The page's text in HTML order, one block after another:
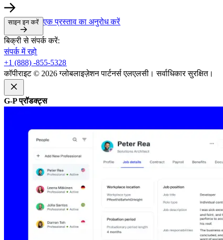
साइन इन करें​​ एक प्रस्ताव का अनुरोध करें​​
बिक्री से संपर्क करें:​​
संपर्क में रहो​​
+1 (888) -855-5328​​
कॉपीराइट © 2026 ग्लोबलाइज़ेशन पार्टनर्स एलएलसी। सर्वाधिकार सुरक्षित।​​
G-P प्रॉडक्ट्स​​